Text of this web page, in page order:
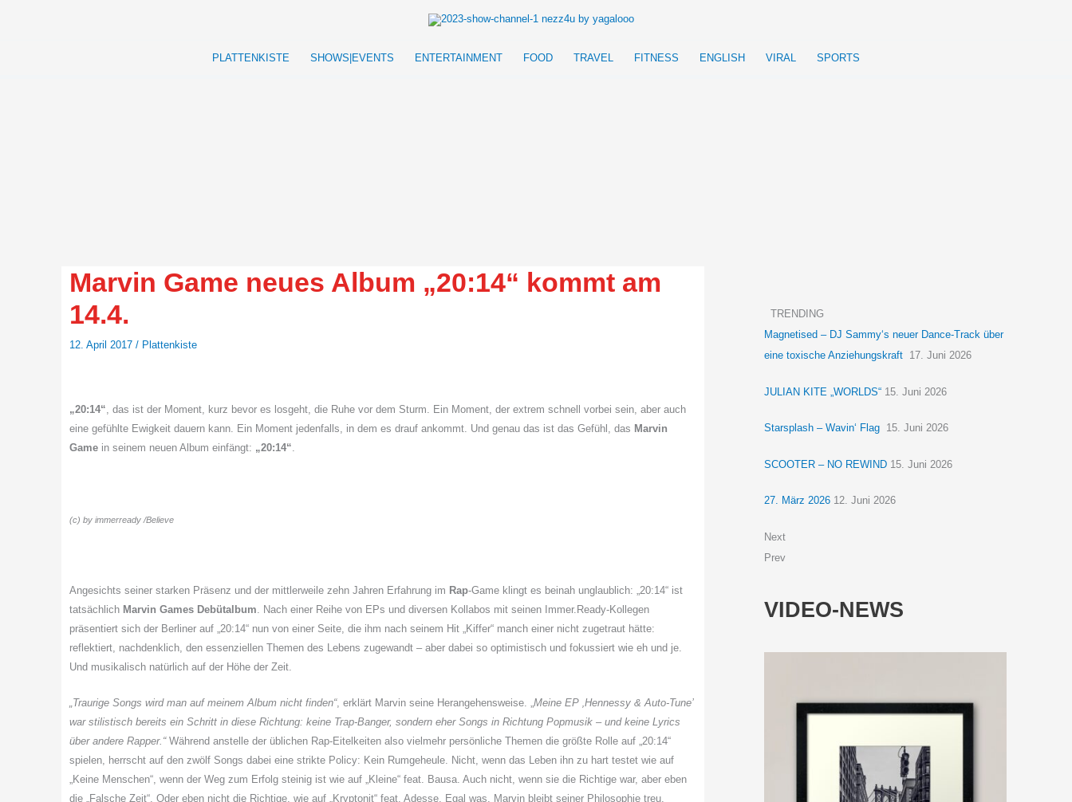
PLATTENKISTE
SHOWS|EVENTS ENTERTAINMENT FOOD TRAVEL FITNESS ENGLISH VIRAL SPORTS
Marvin Game neues Album „20:14“ kommt am
14.4.
12. April 2017 / Plattenkiste
„20:14“, das ist der Moment, kurz bevor es losgeht, die Ruhe vor dem Sturm. Ein Moment, der extrem schnell vorbei sein, aber auch
eine gefühlte Ewigkeit dauern kann. Ein Moment jedenfalls, in dem es drauf ankommt. Und genau das ist das Gefühl, das Marvin
Game in seinem neuen Album einfängt: „20:14“.
(c) by immerready /Believe
Angesichts seiner starken Präsenz und der mittlerweile zehn Jahren Erfahrung im Rap-Game klingt es beinah unglaublich: „20:14“ ist
tatsächlich Marvin Games Debütalbum. Nach einer Reihe von EPs und diversen Kollabos mit seinen Immer.Ready-Kollegen
präsentiert sich der Berliner auf „20:14“ nun von einer Seite, die ihm nach seinem Hit „Kiffer“ manch einer nicht zugetraut hätte:
reflektiert, nachdenklich, den essenziellen Themen des Lebens zugewandt – aber dabei so optimistisch und fokussiert wie eh und je.
Und musikalisch natürlich auf der Höhe der Zeit.
„Traurige Songs wird man auf meinem Album nicht finden“, erklärt Marvin seine Herangehensweise. „Meine EP ‚Hennessy & Auto-Tune’
war stilistisch bereits ein Schritt in diese Richtung: keine Trap-Banger, sondern eher Songs in Richtung Popmusik – und keine Lyrics
über andere Rapper.“Während anstelle der üblichen Rap-Eitelkeiten also vielmehr persönliche Themen die größte Rolle auf „20:14“
spielen, herrscht auf den zwölf Songs dabei eine strikte Policy: Kein Rumgeheule. Nicht, wenn das Leben ihn zu hart testet wie auf
„Keine Menschen“, wenn der Weg zum Erfolg steinig ist wie auf „Kleine“ feat. Bausa. Auch nicht, wenn sie die Richtige war, aber eben
die „Falsche Zeit“. Oder eben nicht die Richtige, wie auf „Kryptonit“ feat. Adesse. Egal was, Marvin bleibt seiner Philosophie treu.
TRENDING
Magnetised – DJ Sammy‘s neuer Dance-Track über
eine toxische Anziehungskraft 17. Juni 2026
JULIAN KITE „WORLDS“ 15. Juni 2026
Starsplash – Wavin‘ Flag 15. Juni 2026
SCOOTER – NO REWIND 15. Juni 2026
27. März 2026 12. Juni 2026
Next
Prev
VIDEO-NEWS